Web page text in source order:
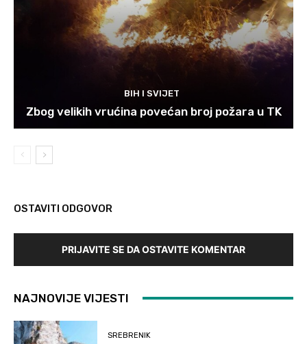
BIH I SVIJET
Zbog velikih vrućina povećan broj požara u TK
OSTAVITI ODGOVOR
PRIJAVITE SE DA OSTAVITE KOMENTAR
NAJNOVIJE VIJESTI
SREBRENIK